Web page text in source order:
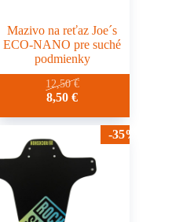
Mazivo na reťaz Joe´s
ECO-NANO pre suché
podmienky
12,50€
Pôvodná
bola:
12,50 €.
8,50€Aktuálna
je:
8,50 €.-35%